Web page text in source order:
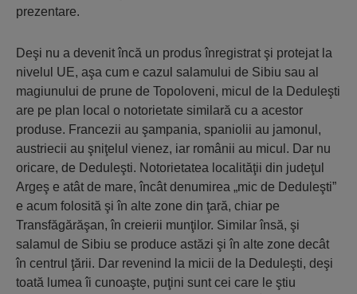
prezentare.
Deşi nu a devenit încă un produs înregistrat şi protejat la
nivelul UE, aşa cum e cazul salamului de Sibiu sau al
magiunului de prune de Topoloveni, micul de la Deduleşti
are pe plan local o notorietate similară cu a acestor
produse. Francezii au şampania, spaniolii au jamonul,
austriecii au şniţelul vienez, iar românii au micul. Dar nu
oricare, de Deduleşti. Notorietatea localităţii din judeţul
Argeş e atât de mare, încât denumirea „mic de Deduleşti”
e acum folosită şi în alte zone din ţară, chiar pe
Transfăgărăşan, în creierii munţilor. Similar însă, şi
salamul de Sibiu se produce astăzi şi în alte zone decât
în centrul ţării. Dar revenind la micii de la Deduleşti, deşi
toată lumea îi cunoaşte, puţini sunt cei care le ştiu